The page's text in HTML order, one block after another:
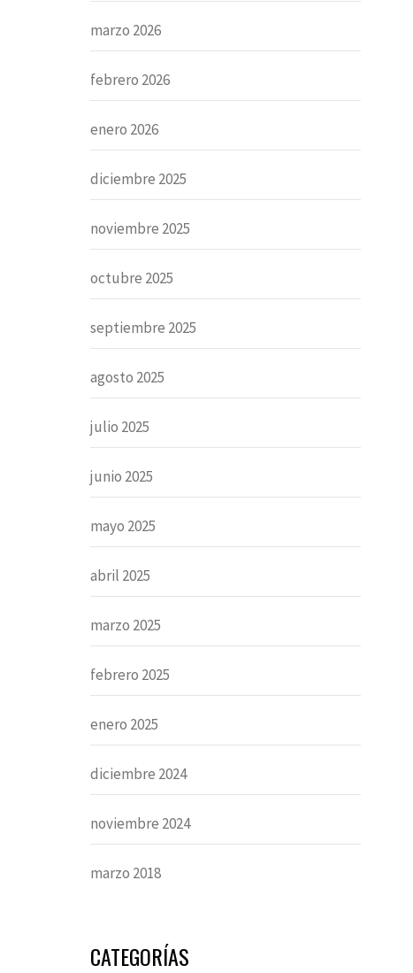
marzo 2026
febrero 2026
enero 2026
diciembre 2025
noviembre 2025
octubre 2025
septiembre 2025
agosto 2025
julio 2025
junio 2025
mayo 2025
abril 2025
marzo 2025
febrero 2025
enero 2025
diciembre 2024
noviembre 2024
marzo 2018
CATEGORÍAS